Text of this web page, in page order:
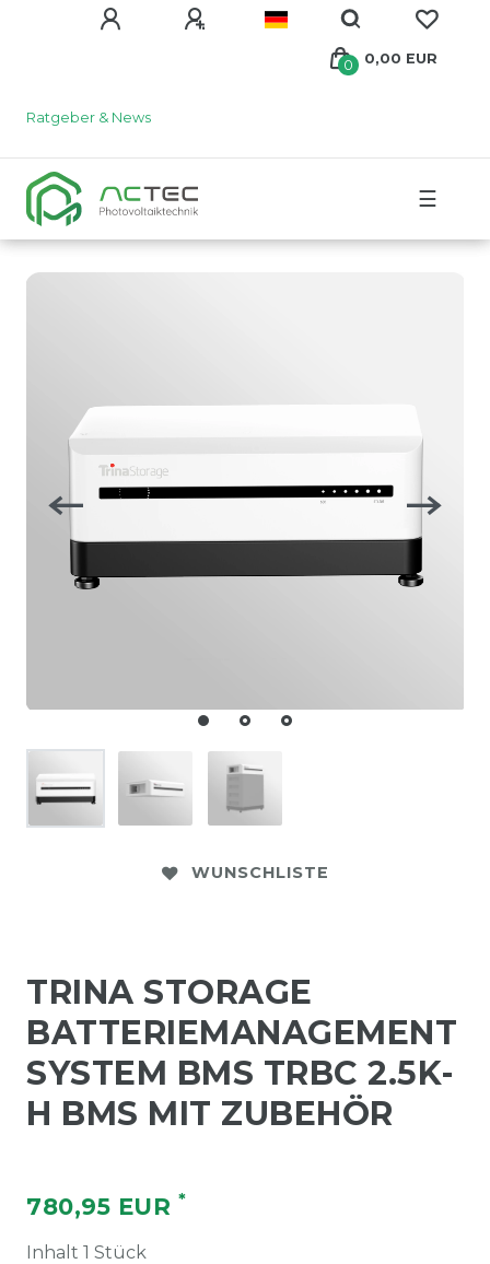
Ratgeber & News
0 0,00 EUR
☰
WUNSCHLISTE
TRINA STORAGE
BATTERIEMANAGEMENT
SYSTEM BMS TRBC 2.5K-
H BMS MIT ZUBEHÖR
780,95 EUR *
Inhalt 1 Stück